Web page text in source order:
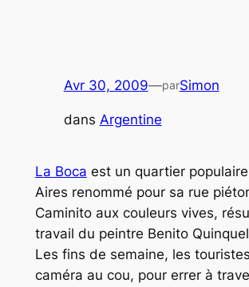
Avr 30, 2009—parSimon
dans Argentine
La Boca est un quartier
Aires renommé pour sa rue
Caminito aux couleurs vives,
travail du peintre Benito
Les fins de semaine, les
caméra au cou, pour errer à